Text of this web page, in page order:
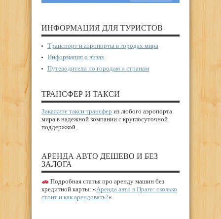
ИНФОРМАЦИЯ ДЛЯ ТУРИСТОВ
Транспорт и аэропорты в городах мира
Информация о визах
Путеводители по городам и странам
ТРАНСФЕР И ТАКСИ
Закажите такси трансфер из любого аэропорта
мира в надежной компании с круглосуточной
поддержкой.
АРЕНДА АВТО ДЕШЕВО И БЕЗ
ЗАЛОГА
Подробная статья про аренду машин без
кредитной карты: «Аренда авто в Праге: сколько
стоит и как арендовать?«